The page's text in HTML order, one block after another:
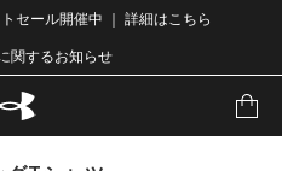
セール開催中 ｜ 詳細はこちら
関するお知らせ